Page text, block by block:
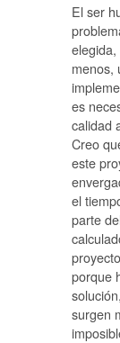
El ser
menos,
es
calidad
Creo
este
el
parte
porque
surgen